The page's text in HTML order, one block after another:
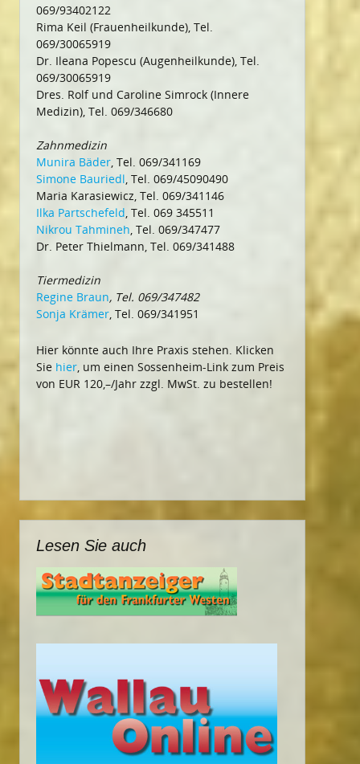
069/93402122
Rima Keil (Frauenheilkunde), Tel.
069/30065919
Dr. Ileana Popescu (Augenheilkunde), Tel.
069/30065919
Dres. Rolf und Caroline Simrock (Innere
Medizin), Tel. 069/346680
Zahnmedizin
Munira Bäder, Tel. 069/341169
Simone Bauriedl, Tel. 069/45090490
Maria Karasiewicz, Tel. 069/341146
Ilka Partschefeld, Tel. 069 345511
Nikrou Tahmineh, Tel. 069/347477
Dr. Peter Thielmann, Tel. 069/341488
Tiermedizin
Regine Braun, Tel. 069/347482
Sonja Krämer, Tel. 069/341951
Hier könnte auch Ihre Praxis stehen. Klicken
Sie hier, um einen Sossenheim-Link zum Preis
von EUR 120,–/Jahr zzgl. MwSt. zu bestellen!
Lesen Sie auch